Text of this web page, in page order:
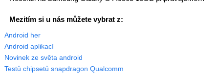
Mezitím si u nás můžete vybrat z:
Android her
Android aplikací
Novinek ze světa android
Testů chipsetů snapdragon Qualcomm